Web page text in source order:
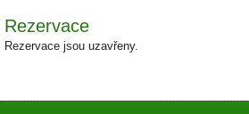
Rezervace
Rezervace jsou uzavřeny.